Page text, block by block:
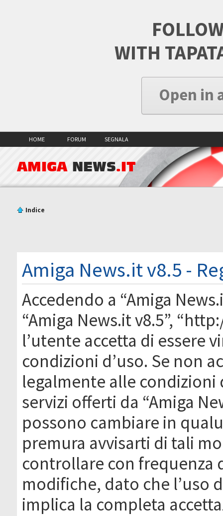
WITH
Open in
HOME FORUM SEGNALA
AMIGA NEWS.IT
Indice
Amiga News.it v8.5 -
Accedendo a “Amiga
“Amiga News.it v8.5”,
l’utente accetta di essere
condizioni d’uso. Se non
legalmente alle condizioni
servizi offerti da “Amiga
possono cambiare in
premura avvisarti di tali
controllare con frequenza
modifiche, dato che l’uso
implica la completa